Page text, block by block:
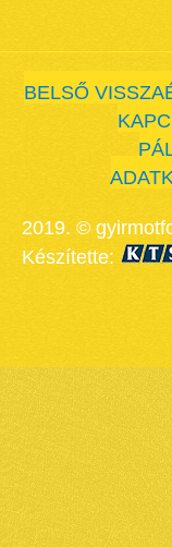
BELSŐ
2019. ©
Készítette: